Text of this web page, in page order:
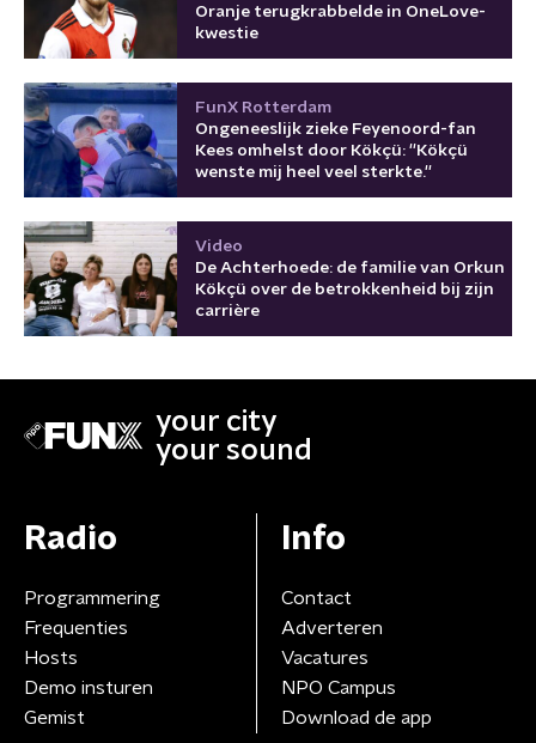
Oranje terugkrabbelde in OneLove-
kwestie
FunX Rotterdam
Ongeneeslijk zieke Feyenoord-fan
Kees omhelst door Kökçü: ''Kökçü
wenste mij heel veel sterkte.''
Video
De Achterhoede: de familie van Orkun
Kökçü over de betrokkenheid bij zijn
carrière
your city
your sound
Radio
Programmering
Frequenties
Hosts
Demo insturen
Gemist
Info
Contact
Adverteren
Vacatures
NPO Campus
Download de app